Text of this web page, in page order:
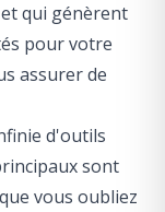
qui génèrent
pour votre
assurer de
d'outils
sont
vous oubliez